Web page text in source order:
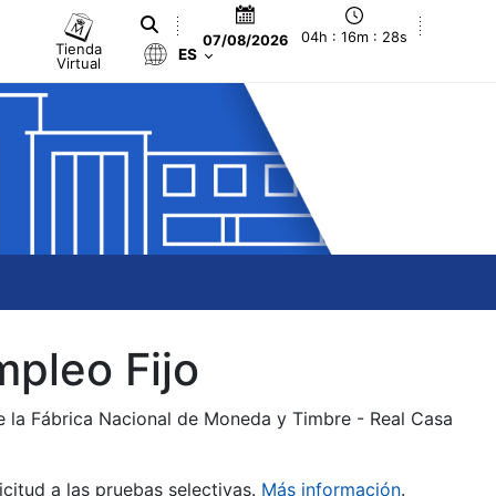
Tienda
Virtual
07/08/2026 04h : 16m : 28s
ES
Fijo
Fábrica Nacional de Moneda y Timbre - Real Casa
a las pruebas selectivas. Más información.